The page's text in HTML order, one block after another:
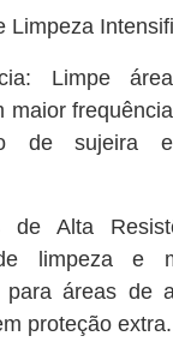
Limpeza
Limpe
maior
de sujeira e
de Alta
limpeza e
para áreas de
proteção extra.